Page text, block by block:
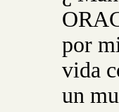
por
vida
un